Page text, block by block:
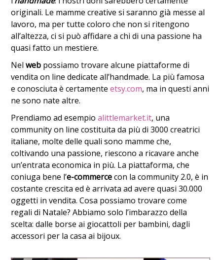
originali. Le mamme creative si saranno già messe al
lavoro, ma per tutte coloro che non si ritengono
all’altezza, ci si può affidare a chi di una passione ha
quasi fatto un mestiere.
Nelweb possiamo trovare alcune piattaforme di
vendita on line dedicate all’handmade. La più famosa
e conosciuta è certamenteetsy.com, ma in questi anni
ne sono nate altre.
Prendiamo ad esempioalittlemarket.it, una
community on line costituita da più di 3000 creatrici
italiane, molte delle quali sono mamme che,
coltivando una passione, riescono a ricavare anche
un’entrata economica in più. La piattaforma, che
coniuga bene l’e-commercecon la community 2.0, è in
costante crescita ed è arrivata ad avere quasi 30.000
oggetti in vendita. Cosa possiamo trovare come
regali di Natale? Abbiamo solo l’imbarazzo della
scelta: dalle borse ai giocattoli per bambini, dagli
accessori per la casa ai bijoux.